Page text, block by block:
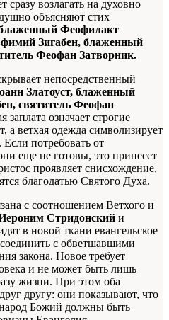
сразу возлагать на духовно
объясняют стих
блаженный Феофилакт
Зигабен, блаженный
Феофан Затворник.
непосредственный
Златоуст, блаженный
святитель Феофан
заплата означает строгие
а ветхая одежда символизирует
потребовать от
еще не готовы, это принесет
проявляет снисхождение,
благодатью Святого Духа.
с соотношением Ветхого и
Стридонский и
в новой ткани евангельское
с обветшавшими
закона. Новое требует
и не может быть лишь
жизни. При этом оба
другу: они показывают, что
Божий должны быть